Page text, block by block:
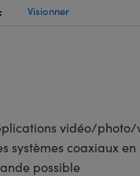
Visionner
vidéo/photo/
systèmes coaxiaux
possible